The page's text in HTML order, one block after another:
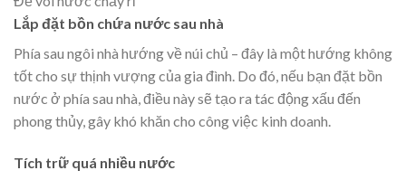
Lắp đặt bồn chứa nước sau nhà
Phía sau ngôi nhà hướng về núi chủ – đây là một hướng không
tốt cho sự thịnh vượng của gia đình. Do đó, nếu bạn đặt bồn
nước ở phía sau nhà, điều này sẽ tạo ra tác động xấu đến
phong thủy, gây khó khăn cho công việc kinh doanh.
Tích trữ quá nhiều nước